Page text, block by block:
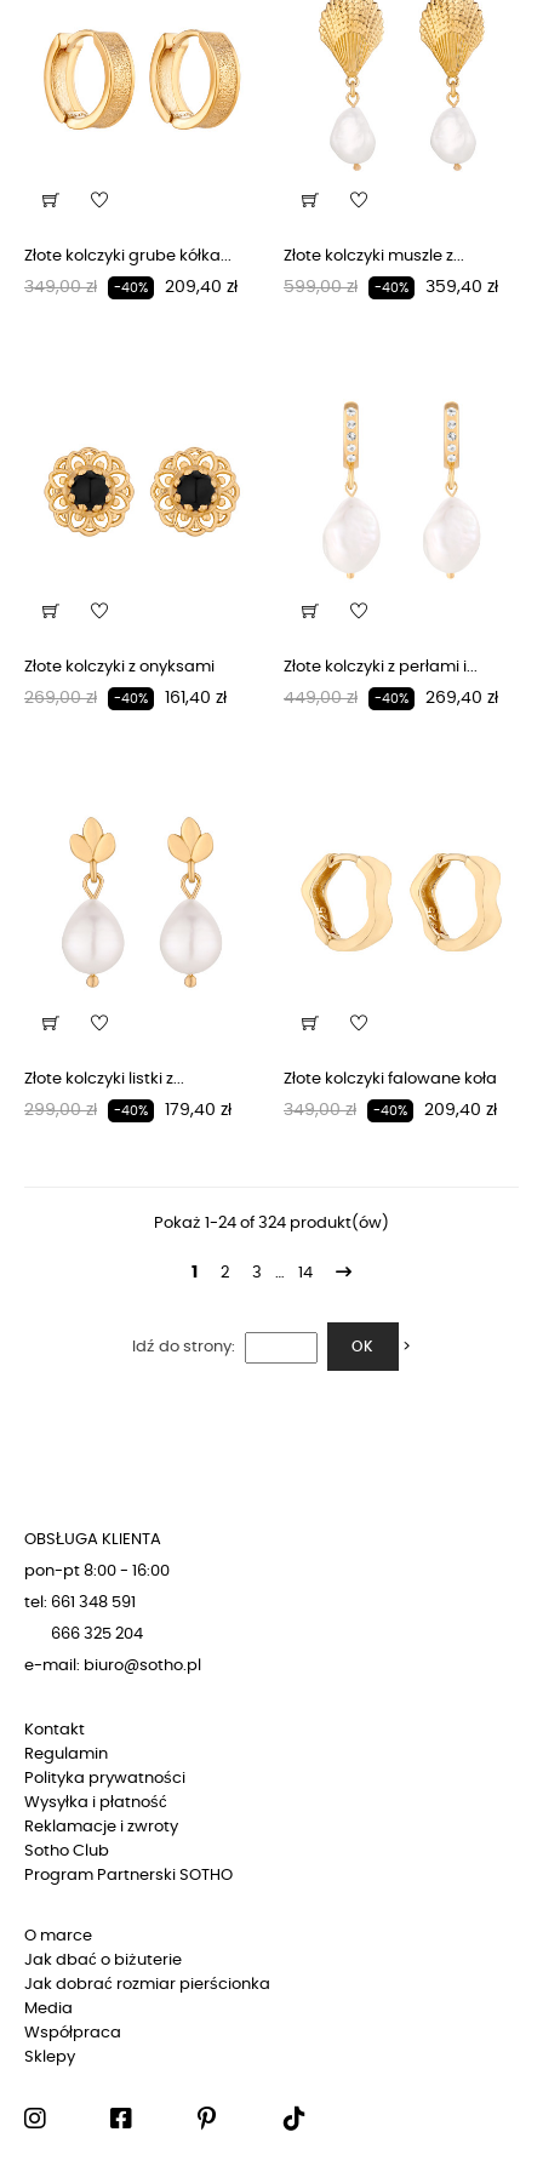
Złote kolczyki grube kółka...
Regularna cena
349,00 zł -40% Cena
209,40 zł
Złote kolczyki muszle z...
Regularna cena
599,00 zł -40% Cena
359,40 zł
Złote kolczyki z onyksami
Regularna cena
269,00 zł -40% Cena
161,40 zł
Złote kolczyki z perłami i...
Regularna cena
449,00 zł -40% Cena
269,40 zł
Złote kolczyki listki z...
Regularna cena
299,00 zł -40% Cena
179,40 zł
Złote kolczyki falowane koła
Regularna cena
349,00 zł -40% Cena
209,40 zł
Pokaż 1-24 of 324 produkt(ów)
1 2 3 … 14
Idź do strony: OK >
OBSŁUGA KLIENTA
pon-pt 8:00 - 16:00
tel: 661 348 591
666 325 204
e-mail: biuro@sotho.pl
Kontakt
Regulamin
Polityka prywatności
Wysyłka i płatność
Reklamacje i zwroty
Sotho Club
Program Partnerski SOTHO
O marce
Jak dbać o biżuterie
Jak dobrać rozmiar pierścionka
Media
Współpraca
Sklepy